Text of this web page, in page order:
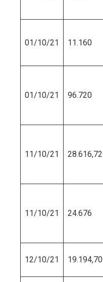
01/10/21 11.160
01/10/21 96.720
11/10/21 28.616,72
11/10/21 24.676
12/10/21 19.194,70